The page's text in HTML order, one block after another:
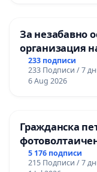
За незабавно
организация
гарантиране
и качествено
ОУ „Княз
233 подписи
233 Подписи / 7
6 Aug 2026
Гражданска
Радомир
5 176 подписи
215 Подписи / 7